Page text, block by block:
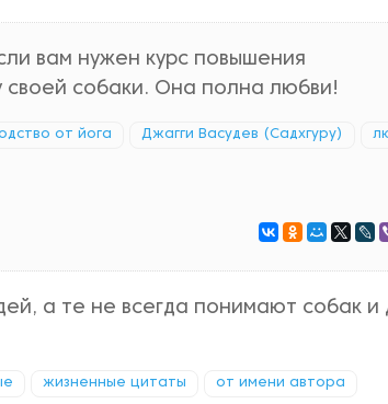
вам нужен курс повышения
своей собаки. Она полна любви!
от йога Джагги Васудев (Садхгуру)
а те не всегда понимают собак и
жизненные цитаты от имени автора